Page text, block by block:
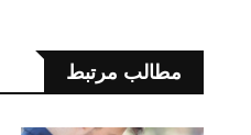
مطالب مرتبط